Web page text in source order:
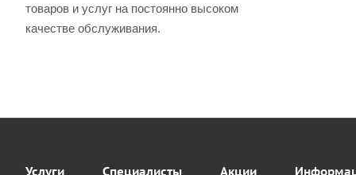
товаров и услуг на постоянно высоком
качестве обслуживания.
Услуги Специалисты Акции